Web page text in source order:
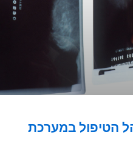
הטיפול במערכת